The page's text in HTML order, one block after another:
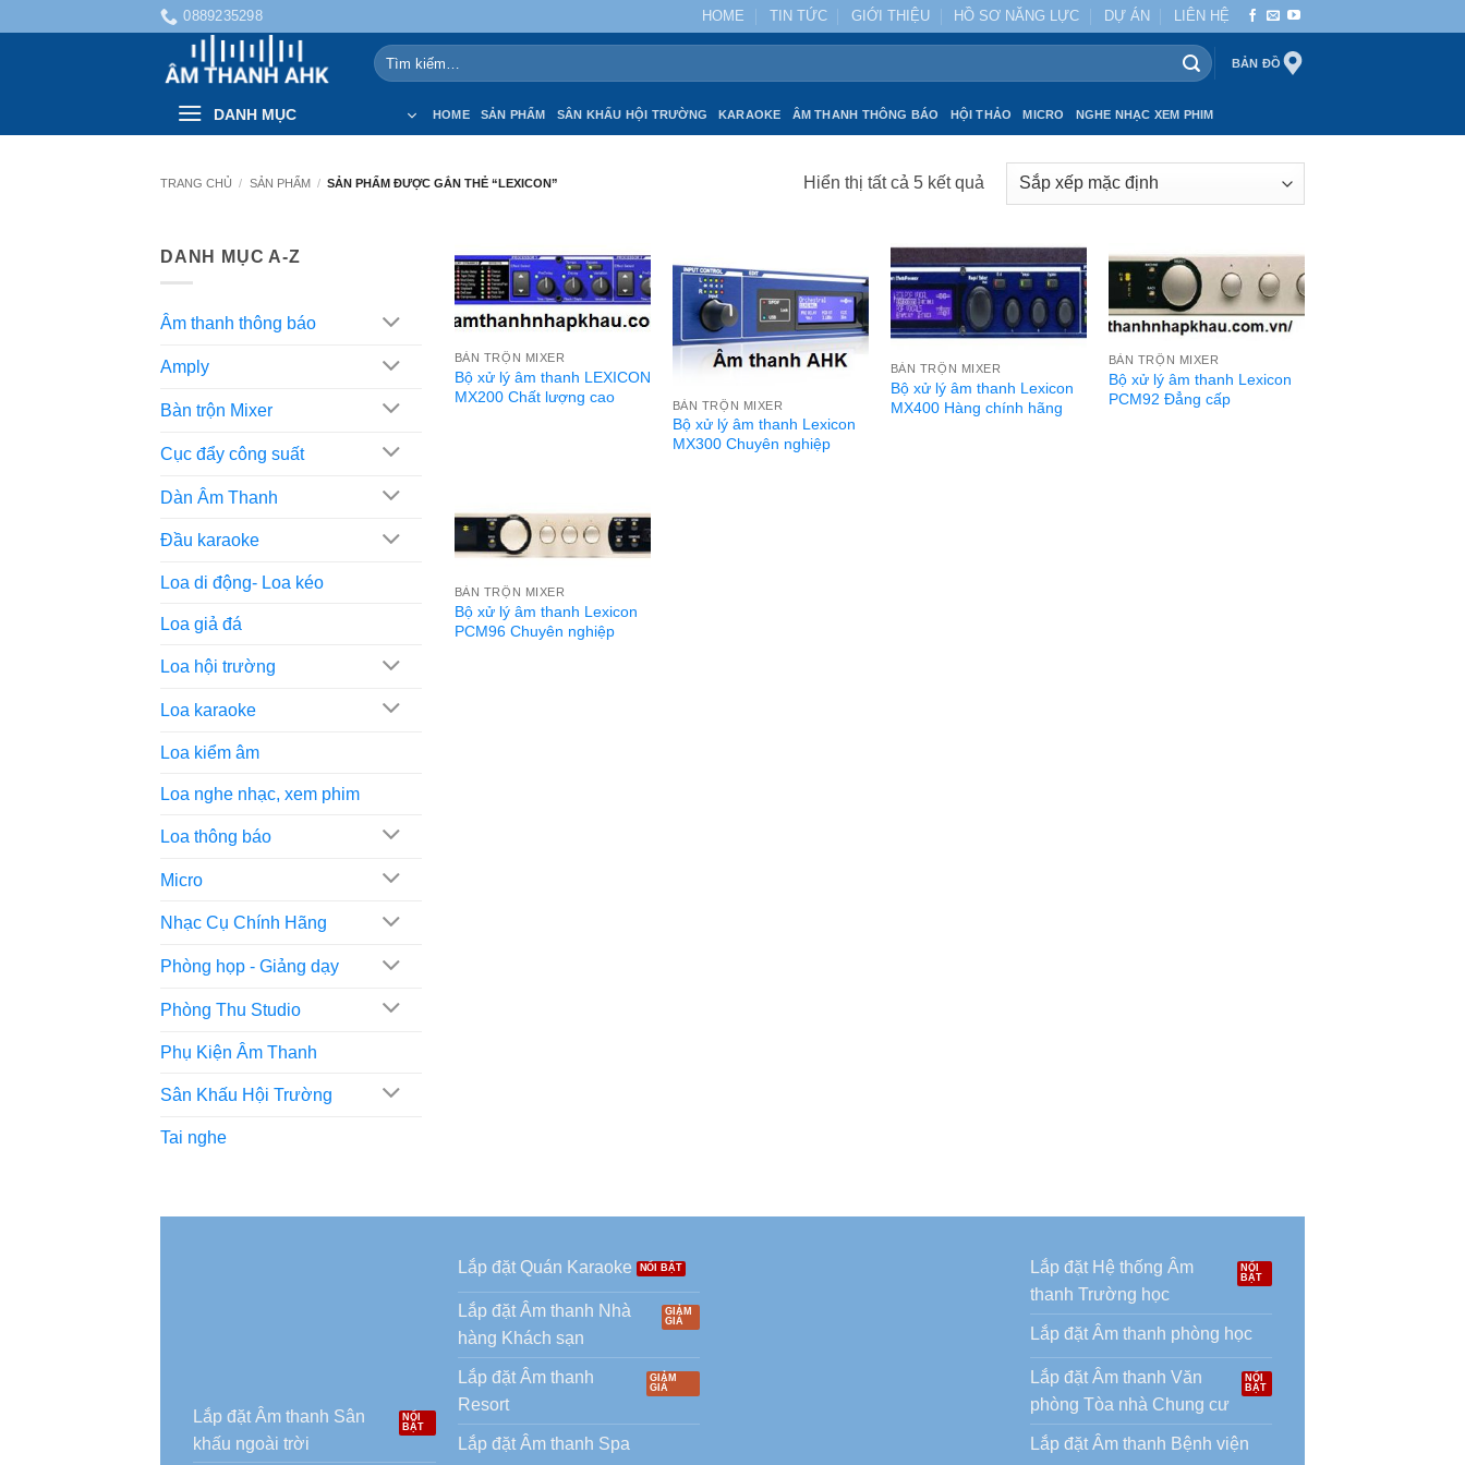
0889235298 HOME TIN TỨC GIỚI THIỆU HỒ SƠ NĂNG LỰC DỰ ÁN LIÊN HỆ
Tìm
kiếm:
BẢN ĐỒ
DANH MỤC HOME SẢN PHẨM SÂN KHẤU HỘI TRƯỜNG KARAOKE ÂM THANH THÔNG BÁO HỘI THẢO MICRO NGHE NHẠC XEM PHIM
TRANG CHỦ / SẢN PHẨM / SẢN PHẨM ĐƯỢC GẮN THẺ “LEXICON” Hiển thị tất cả 5 kết quả
DANH MỤC A-Z
Âm thanh thông báo
Amply
Bàn trộn Mixer
Cục đẩy công suất
Dàn Âm Thanh
Đầu karaoke
Loa di động- Loa kéo
Loa giả đá
Loa hội trường
Loa karaoke
Loa kiểm âm
Loa nghe nhạc, xem phim
Loa thông báo
Micro
Nhạc Cụ Chính Hãng
Phòng họp - Giảng dạy
Phòng Thu Studio
Phụ Kiện Âm Thanh
Sân Khấu Hội Trường
Tai nghe
BÀN TRỘN MIXER
Bộ xử lý âm thanh LEXICON
MX200 Chất lượng cao
BÀN TRỘN MIXER
Bộ xử lý âm thanh Lexicon
MX300 Chuyên nghiệp
BÀN TRỘN MIXER
Bộ xử lý âm thanh Lexicon
MX400 Hàng chính hãng
BÀN TRỘN MIXER
Bộ xử lý âm thanh Lexicon
PCM92 Đẳng cấp
BÀN TRỘN MIXER
Bộ xử lý âm thanh Lexicon
PCM96 Chuyên nghiệp
Lắp đặt Âm thanh Sân
khấu ngoài trời
Lắp đặt Quán Karaoke
Lắp đặt Âm thanh Nhà
hàng Khách sạn
Lắp đặt Âm thanh
Resort
Lắp đặt Âm thanh Spa
Lắp đặt Hệ thống Âm
thanh Trường học
Lắp đặt Âm thanh phòng học
Lắp đặt Âm thanh Văn
phòng Tòa nhà Chung cư
Lắp đặt Âm thanh Bệnh viện